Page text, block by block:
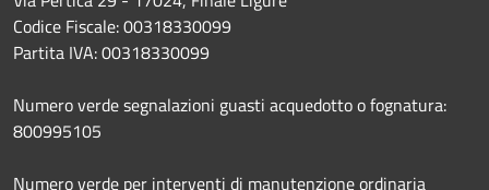
Codice Fiscale: 00318330099
Partita IVA: 00318330099
Numero verde segnalazioni guasti acquedotto o fognatura:
800995105
Numero verde per interventi di manutenzione ordinaria